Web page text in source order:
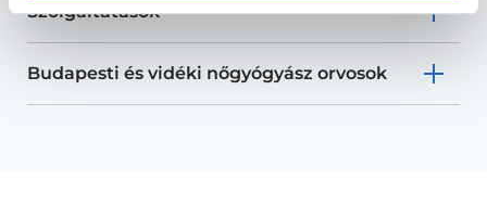
Szolgáltatások
Budapesti és vidéki nőgyógyász orvosok